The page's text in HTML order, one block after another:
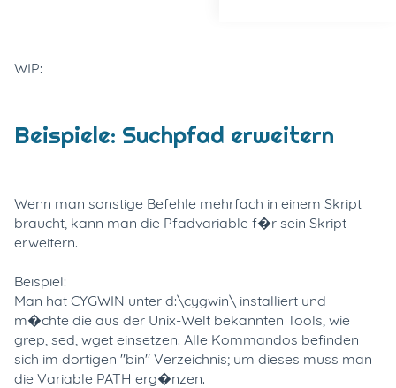
WIP:
Beispiele: Suchpfad erweitern
Wenn man sonstige Befehle mehrfach in einem Skript
braucht, kann man die Pfadvariable f�r sein Skript
erweitern.
Beispiel:
Man hat CYGWIN unter d:\cygwin\ installiert und
m�chte die aus der Unix-Welt bekannten Tools, wie
grep, sed, wget einsetzen. Alle Kommandos befinden
sich im dortigen "bin" Verzeichnis; um dieses muss man
die Variable PATH erg�nzen.